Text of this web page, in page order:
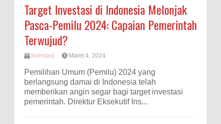
Target Investasi di Indonesia Melonjak
Pasca-Pemilu 2024: Capaian Pemerintah
Terwujud?
Investasi Maret 4, 2024
Pemilihan Umum (Pemilu) 2024 yang
berlangsung damai di Indonesia telah
memberikan angin segar bagi target investasi
pemerintah. Direktur Eksekutif Ins...